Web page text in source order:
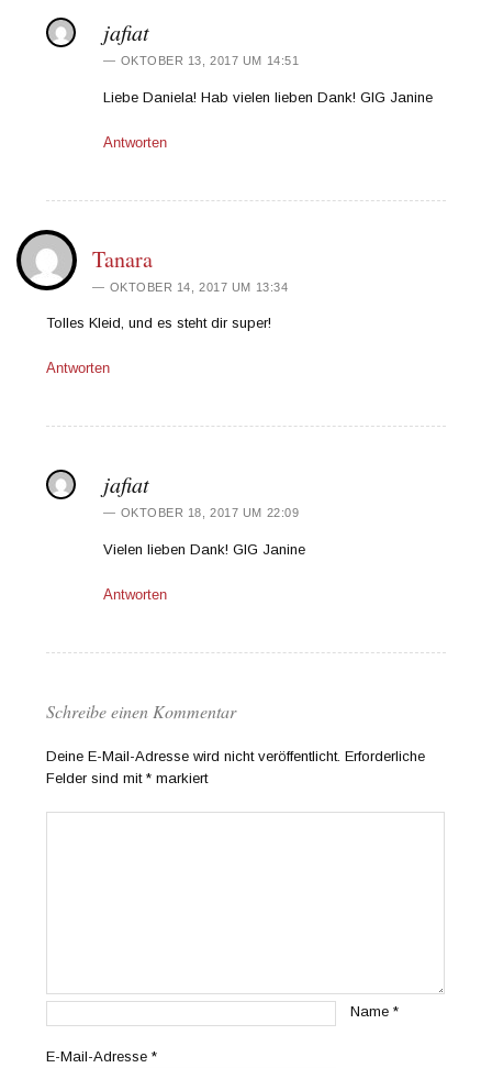
jafiat
OKTOBER 13, 2017 UM 14:51
Liebe Daniela! Hab vielen lieben Dank! GlG Janine
Antworten
Tanara
OKTOBER 14, 2017 UM 13:34
Tolles Kleid, und es steht dir super!
Antworten
jafiat
OKTOBER 18, 2017 UM 22:09
Vielen lieben Dank! GlG Janine
Antworten
Schreibe einen Kommentar
Deine E-Mail-Adresse wird nicht veröffentlicht. Erforderliche
Felder sind mit* markiert
Name*
E-Mail-Adresse*